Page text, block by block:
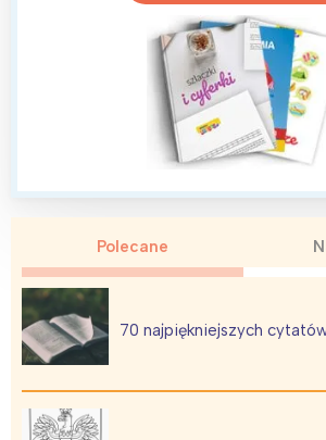
Polecane
70 najpiękniejszych